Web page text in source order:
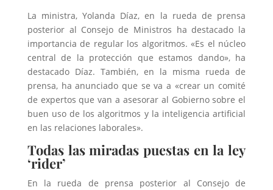
La ministra, Yolanda Díaz, en la rueda de prensa
posterior al Consejo de Ministros ha destacado la
importancia de regular los algoritmos. «Es el núcleo
central de la protección que estamos dando», ha
destacado Díaz. También, en la misma rueda de
prensa, ha anunciado que se va a «crear un comité
de expertos que van a asesorar al Gobierno sobre el
buen uso de los algoritmos y la inteligencia artificial
en las relaciones laborales».
Todas las miradas puestas en la ley
‘rider’
En la rueda de prensa posterior al Consejo de